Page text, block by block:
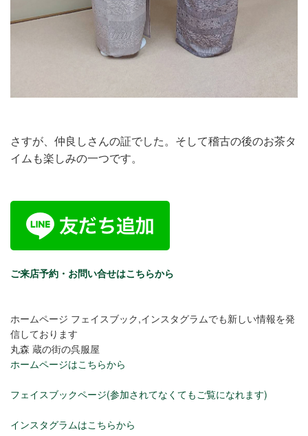
さすが、仲良しさんの証でした。そして稽古の後のお茶タ
イムも楽しみの一つです。
ご来店予約・お問い合せはこちらから
ホームページ フェイスブック,インスタグラムでも新しい情報を発
信しております
丸森 蔵の街の呉服屋
ホームページはこちらから
フェイスブックページ(参加されてなくてもご覧になれます)
インスタグラムはこちらから